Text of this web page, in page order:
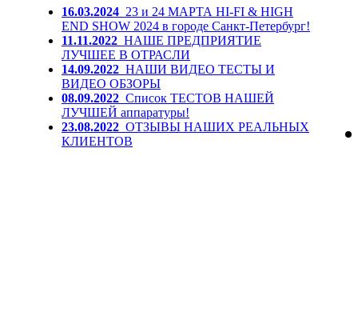
16.03.2024 23 и 24 МАРТА HI-FI & HIGH
END SHOW 2024 в городе Санкт-Петербург!
11.11.2022 НАШЕ ПРЕДПРИЯТИЕ
ЛУЧШЕЕ В ОТРАСЛИ
14.09.2022 НАШИ ВИДЕО ТЕСТЫ И
ВИДЕО ОБЗОРЫ
08.09.2022 Список ТЕСТОВ НАШЕЙ
ЛУЧШЕЙ аппаратуры!
23.08.2022 ОТЗЫВЫ НАШИХ РЕАЛЬНЫХ
КЛИЕНТОВ